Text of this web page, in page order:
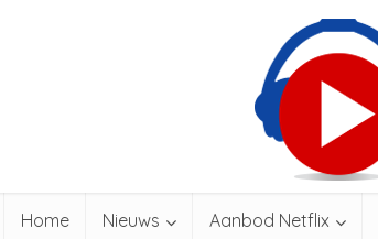
Home Nieuws Aanbod Netflix